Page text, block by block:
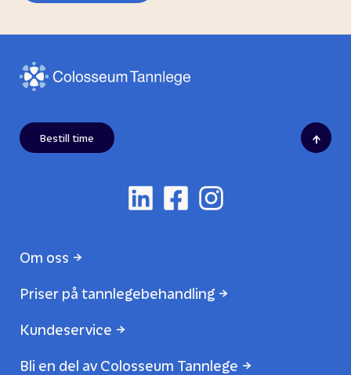
Bestill time
Om oss
Priser på tannlegebehandling
Kundeservice
Bli en del av Colosseum Tannlege
↑